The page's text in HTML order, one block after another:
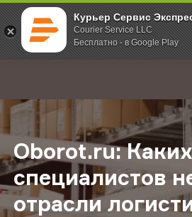
Курьер Сервис
Courier Service LLC
Бесплатно - в Google Play
; Главная О компании Новости
Oborot.ru: Каких
специалистов
отрасли